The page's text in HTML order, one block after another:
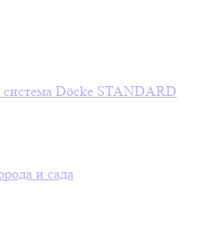
система Döcke STANDARD
и сада